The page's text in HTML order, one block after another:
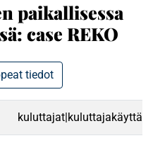
paikallisessa
case REKO
tiedot